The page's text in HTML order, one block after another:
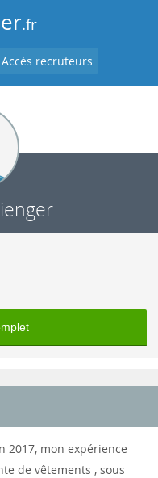
.fr
Accès recruteurs
2017, mon expérience
de vêtements , sous